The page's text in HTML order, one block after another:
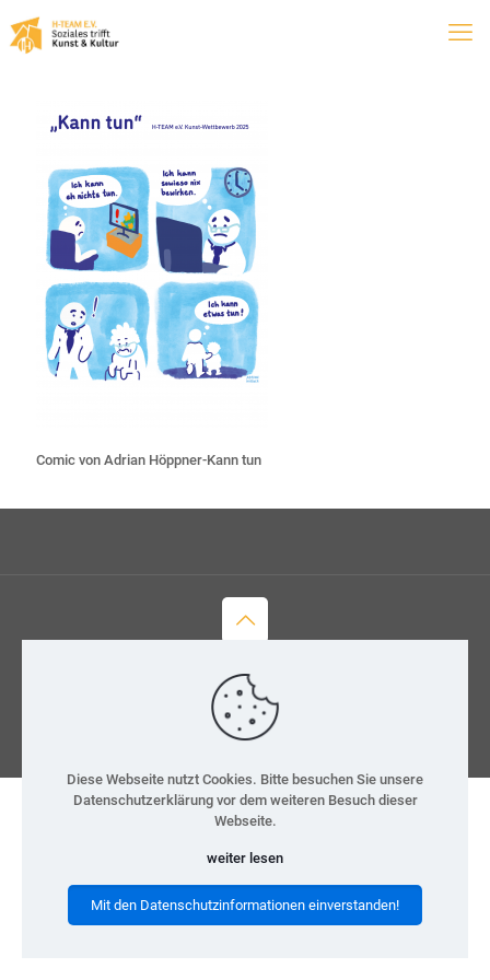
Comic von Adrian Höppner-Kann tun
© 2026 H-Team e.V.
Datenschutz
Diese Webseite nutzt Cookies. Bitte besuchen Sie unsere
Datenschutzerklärung vor dem weiteren Besuch dieser
Webseite.
weiter lesen
Mit den Datenschutzinformationen einverstanden!